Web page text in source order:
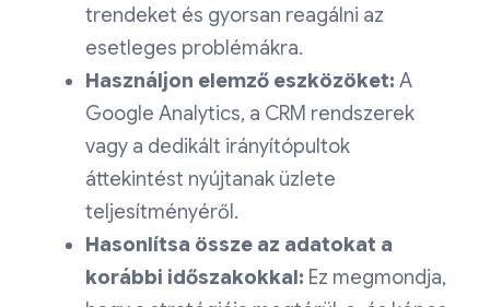
trendeket és gyorsan reagálni az
esetleges problémákra.
Használjon elemző eszközöket: A
Google Analytics, a CRM rendszerek
vagy a dedikált irányítópultok
áttekintést nyújtanak üzlete
teljesítményéről.
Hasonlítsa össze az adatokat a
korábbi időszakokkal: Ez megmondja,